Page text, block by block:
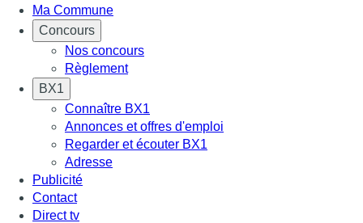
Ma Commune
Concours
Nos concours
Règlement
BX1
Connaître BX1
Annonces et offres d'emploi
Regarder et écouter BX1
Adresse
Publicité
Contact
Direct tv